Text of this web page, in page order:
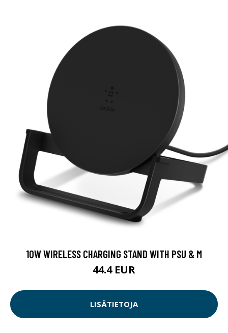
10W WIRELESS CHARGING STAND WITH PSU & M
44.4 EUR
LISÄTIETOJA